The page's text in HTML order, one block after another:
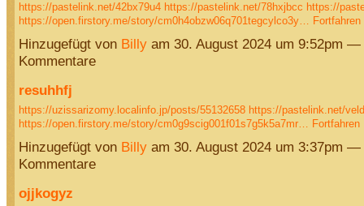
https://pastelink.net/42bx79u4 https://pastelink.net/78hxjbcc https://
https://open.firstory.me/story/cm0h4obzw06q701tegcylco3y… Fortfahren
Hinzugefügt von Billyam 30. August 2024 um 9:52pm —
Kommentare
resuhhfj
https://uzissarizomy.localinfo.jp/posts/55132658 https://pastelink.net/
https://open.firstory.me/story/cm0g9scig001f01s7g5k5a7mr… Fortfahren
Hinzugefügt von Billyam 30. August 2024 um 3:37pm —
Kommentare
ojjkogyz